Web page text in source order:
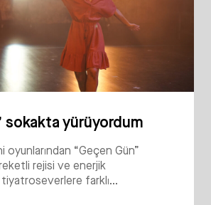
sokakta yürüyordum
“Geçen Gün”
rejisi ve enerjik
tiyatroseverlere farklı...